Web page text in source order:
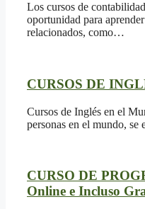
Los cursos de
oportunidad para
relacionados, como…
CURSOS DE
Cursos de Inglés en el
personas en el mundo,
CURSO DE
Online e Incluso